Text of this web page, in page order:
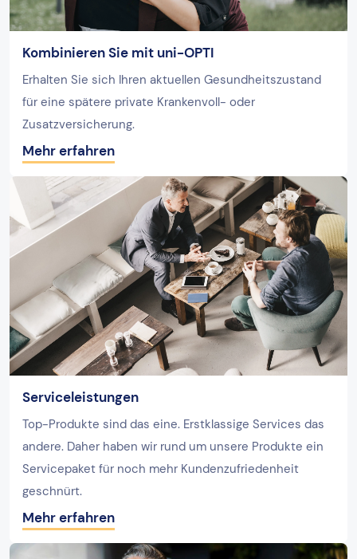
Kombinieren Sie mit uni-OPTI
Erhalten Sie sich Ihren aktuellen Gesundheitszustand
für eine spätere private Krankenvoll- oder
Zusatzversicherung.
Mehr erfahren
Serviceleistungen
Top-Produkte sind das eine. Erstklassige Services das
andere. Daher haben wir rund um unsere Produkte ein
Servicepaket für noch mehr Kundenzufriedenheit
geschnürt.
Mehr erfahren